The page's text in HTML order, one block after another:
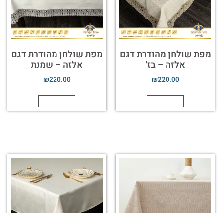
מפת שולחן מהודרת דגם
אלזה – בז'
₪220.00
מפת שולחן מהודרת דגם
אלזה – שמנת
₪220.00